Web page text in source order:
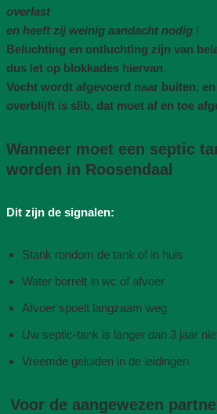
overlast
en heeft zij weinig aandacht nodig !
Beluchting en ontluchting zijn van
dus let op blokkades hiervan.
Vocht wordt afgevoerd naar buiten,
overblijft is slib, dat moet af en toe
Wanneer moet een septic
worden in Roosendaal
Dit zijn de signalen:
Stank rondom de tank of in huis
Water borrelt in wc of afvoer
Afvoer spoelt langzaam weg
Uw septic-tank is langer dan 3 jaar
Vreemde geluiden in de leidingen
Voor de aangewezen